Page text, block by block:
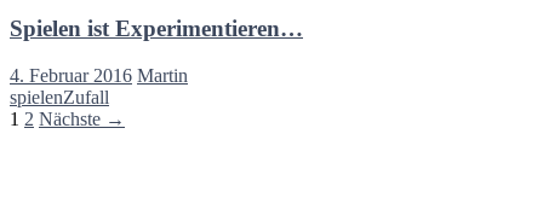
Spielen ist Experimentieren…
4. Februar 2016 Martin
spielenZufall
Beitragsnavigation
1 2 Nächste →